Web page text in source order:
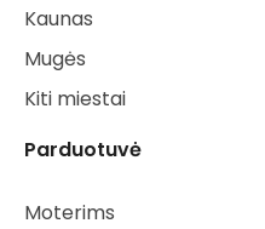
Kaunas
Mugės
Kiti miestai
Parduotuvė
Moterims